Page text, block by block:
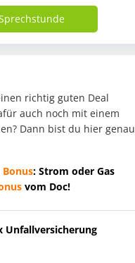
richtig guten Deal
auch noch mit einem
Dann bist du hier genau
Bonus: Strom oder Gas
vom Doc!
Unfallversicherung